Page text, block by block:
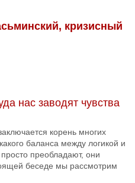
кризисный
нас заводят чувства
корень многих
баланса между логикой и
преобладают, они
беседе мы рассмотрим